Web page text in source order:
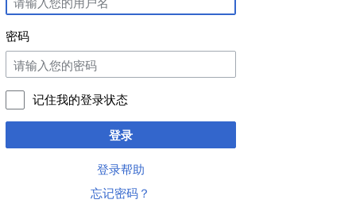
密码
记住我的登录状态
登录
登录帮助
忘记密码？